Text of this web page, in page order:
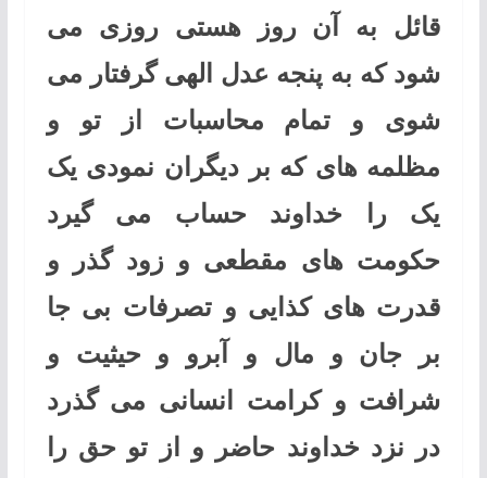
قائل به آن روز هستی روزی می
شود که به پنجه عدل الهی گرفتار می
شوی و تمام محاسبات از تو و
مظلمه های که بر دیگران نمودی یک
یک را خداوند حساب می گیرد
حکومت های مقطعی و زود گذر و
قدرت های کذایی و تصرفات بی جا
بر جان و مال و آبرو و حیثیت و
شرافت و کرامت انسانی می گذرد
در نزد خداوند حاضر و از تو حق را